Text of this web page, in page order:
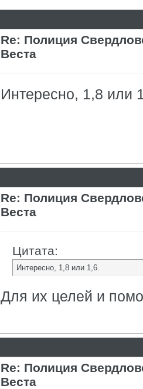
Re: Полиция
Веста
Интересно, 1,8 или
Re: Полиция
Веста
Цитата:
Интересно, 1,8 или 1,6.
Для их целей и
Re: Полиция
Веста